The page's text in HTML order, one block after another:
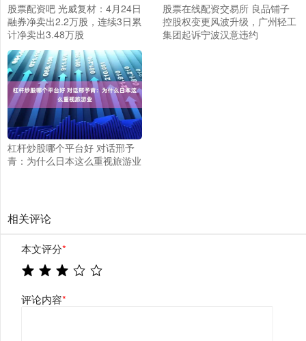
股票配资吧 光威复材：4月24日
融券净卖出2.2万股，连续3日累
计净卖出3.48万股
股票在线配资交易所 良品铺子
控股权变更风波升级，广州轻工
集团起诉宁波汉意违约
杠杆炒股哪个平台好 对话邢予
青：为什么日本这么重视旅游业
相关评论
本文评分*
评论内容*